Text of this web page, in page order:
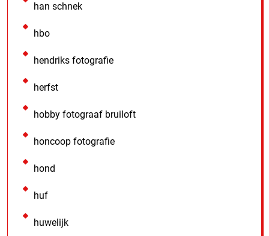
han schnek
hbo
hendriks fotografie
herfst
hobby fotograaf bruiloft
honcoop fotografie
hond
huf
huwelijk